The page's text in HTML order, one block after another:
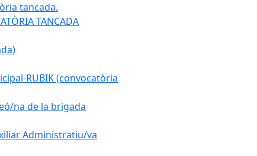
tancada.
TANCADA
RUBIK (convocatòria
na de la brigada
Administratiu/va